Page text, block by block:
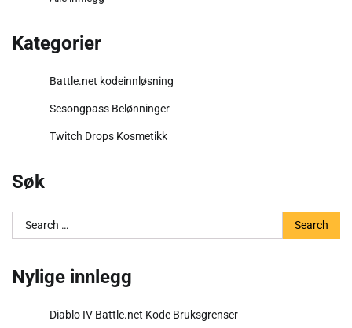
Kategorier
Battle.net kodeinnløsning
Sesongpass Belønninger
Twitch Drops Kosmetikk
Søk
Search
for:
Nylige innlegg
Diablo IV Battle.net Kode Bruksgrenser